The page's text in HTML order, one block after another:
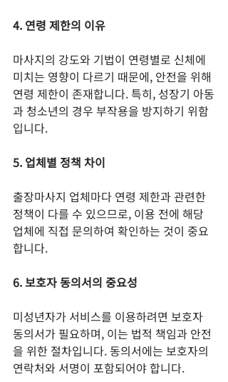
4. 연령 제한의 이유
마사지의 강도와 기법이 연령별로 신체에
미치는 영향이 다르기 때문에, 안전을 위해
연령 제한이 존재합니다. 특히, 성장기 아동
과 청소년의 경우 부작용을 방지하기 위함
입니다.
5. 업체별 정책 차이
출장마사지 업체마다 연령 제한과 관련한
정책이 다를 수 있으므로, 이용 전에 해당
업체에 직접 문의하여 확인하는 것이 중요
합니다.
6. 보호자 동의서의 중요성
미성년자가 서비스를 이용하려면 보호자
동의서가 필요하며, 이는 법적 책임과 안전
을 위한 절차입니다. 동의서에는 보호자의
연락처와 서명이 포함되어야 합니다.